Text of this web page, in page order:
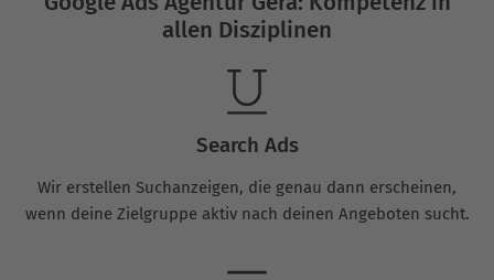
allen Disziplinen
Search Ads
Wir erstellen Suchanzeigen, die genau dann erscheinen,
wenn deine Zielgruppe aktiv nach deinen Angeboten sucht.